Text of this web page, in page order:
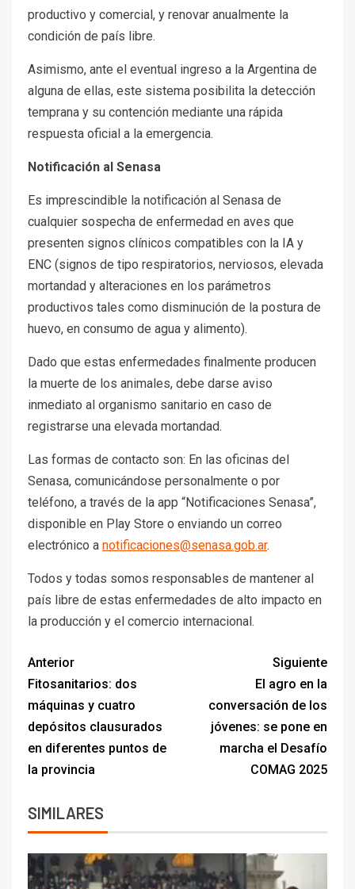
productivo y comercial, y renovar anualmente la
condición de país libre.
Asimismo, ante el eventual ingreso a la Argentina de
alguna de ellas, este sistema posibilita la detección
temprana y su contención mediante una rápida
respuesta oficial a la emergencia.
Notificación al Senasa
Es imprescindible la notificación al Senasa de
cualquier sospecha de enfermedad en aves que
presenten signos clínicos compatibles con la IA y
ENC (signos de tipo respiratorios, nerviosos, elevada
mortandad y alteraciones en los parámetros
productivos tales como disminución de la postura de
huevo, en consumo de agua y alimento).
Dado que estas enfermedades finalmente producen
la muerte de los animales, debe darse aviso
inmediato al organismo sanitario en caso de
registrarse una elevada mortandad.
Las formas de contacto son: En las oficinas del
Senasa, comunicándose personalmente o por
teléfono, a través de la app “Notificaciones Senasa”,
disponible en Play Store o enviando un correo
electrónico a notificaciones@senasa.gob.ar.
Todos y todas somos responsables de mantener al
país libre de estas enfermedades de alto impacto en
la producción y el comercio internacional.
Anterior
Fitosanitarios: dos
máquinas y cuatro
depósitos clausurados
en diferentes puntos de
la provincia
Siguiente
El agro en la
conversación de los
jóvenes: se pone en
marcha el Desafío
COMAG 2025
SIMILARES